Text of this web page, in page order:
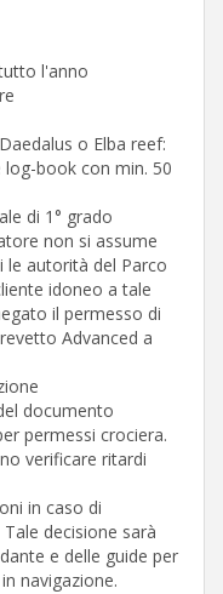
l'anno
o Elba reef:
book con min. 50
di 1° grado
non si assume
le autorità del Parco
idoneo a tale
il permesso di
Advanced a
documento
permessi crociera.
verificare ritardi
in caso di
decisione sarà
e delle guide per
navigazione.